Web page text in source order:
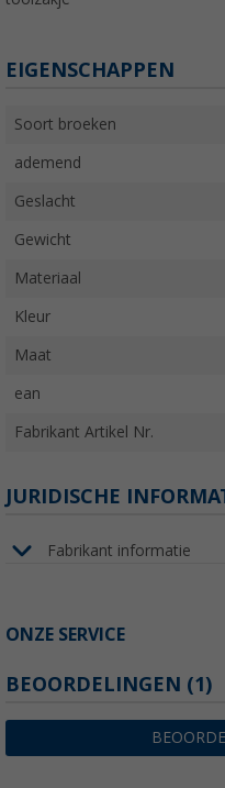
EIGENSCHAPPEN
Soort broeken
ademend
Geslacht
Gewicht
Materiaal
Kleur
Maat
ean
Fabrikant Artikel Nr.
JURIDISCHE
Fabrikant informatie
ONZE SERVICE
BEOORDELINGEN (1)